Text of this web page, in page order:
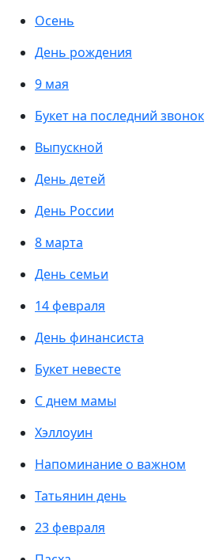
Осень
День рождения
9 мая
Букет на последний звонок
Выпускной
День детей
День России
8 марта
День семьи
14 февраля
День финансиста
Букет невесте
С днем мамы
Хэллоуин
Напоминание о важном
Татьянин день
23 февраля